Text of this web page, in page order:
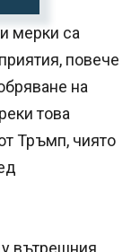
мерки са
повече
на
това
Тръмп, чиято
вътрешния